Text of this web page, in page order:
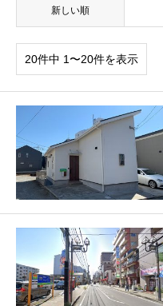
新しい順
20件中 1〜20件を表示